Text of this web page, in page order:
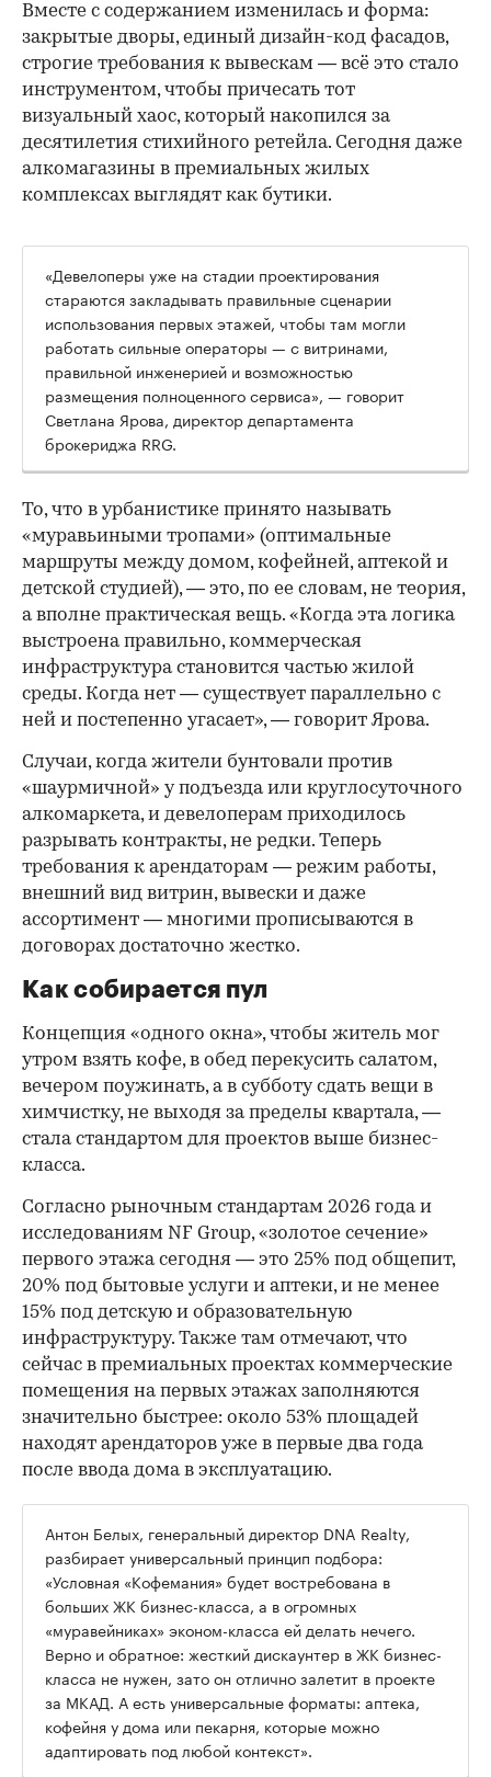
Вместе с содержанием изменилась и форма:
закрытые дворы, единый дизайн-код фасадов,
строгие требования к вывескам — всё это стало
инструментом, чтобы причесать тот
визуальный хаос, который накопился за
десятилетия стихийного ретейла. Сегодня даже
алкомагазины в премиальных жилых
комплексах выглядят как бутики.
00:00
«Девелоперы уже на стадии проектирования
стараются закладывать правильные сценарии
использования первых этажей, чтобы там могли
работать сильные операторы — с витринами,
правильной инженерией и возможностью
размещения полноценного сервиса», — говорит
Светлана Ярова, директор департамента
брокериджа RRG.
То, что в урбанистике принято называть
«муравьиными тропами» (оптимальные
маршруты между домом, кофейней, аптекой и
детской студией), — это, по ее словам, не теория,
а вполне практическая вещь. «Когда эта логика
выстроена правильно, коммерческая
инфраструктура становится частью жилой
среды. Когда нет — существует параллельно с
ней и постепенно угасает», — говорит Ярова.
Случаи, когда жители бунтовали против
«шаурмичной» у подъезда или круглосуточного
алкомаркета, и девелоперам приходилось
разрывать контракты, не редки. Теперь
требования к арендаторам — режим работы,
внешний вид витрин, вывески и даже
ассортимент — многими прописываются в
договорах достаточно жестко.
Как собирается пул
Концепция «одного окна», чтобы житель мог
утром взять кофе, в обед перекусить салатом,
вечером поужинать, а в субботу сдать вещи в
химчистку, не выходя за пределы квартала, —
стала стандартом для проектов выше бизнес-
класса.
Согласно рыночным стандартам 2026 года и
исследованиям NF Group, «золотое сечение»
первого этажа сегодня — это 25% под общепит,
20% под бытовые услуги и аптеки, и не менее
15% под детскую и образовательную
инфраструктуру. Также там отмечают, что
сейчас в премиальных проектах коммерческие
помещения на первых этажах заполняются
значительно быстрее: около 53% площадей
находят арендаторов уже в первые два года
после ввода дома в эксплуатацию.
Антон Белых, генеральный директор DNA Realty,
разбирает универсальный принцип подбора:
«Условная «Кофемания» будет востребована в
больших ЖК бизнес-класса, а в огромных
«муравейниках» эконом-класса ей делать нечего.
Верно и обратное: жесткий дискаунтер в ЖК бизнес-
класса не нужен, зато он отлично залетит в проекте
за МКАД. А есть универсальные форматы: аптека,
кофейня у дома или пекарня, которые можно
адаптировать под любой контекст».